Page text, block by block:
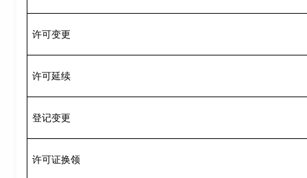
许可变更
许可延续
登记变更
许可证换领